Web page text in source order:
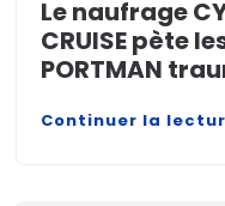
Le naufrage
CRUISE pète
PORTMAN
Continuer la